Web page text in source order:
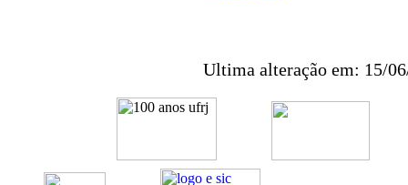
Ultima alteração em: 15/